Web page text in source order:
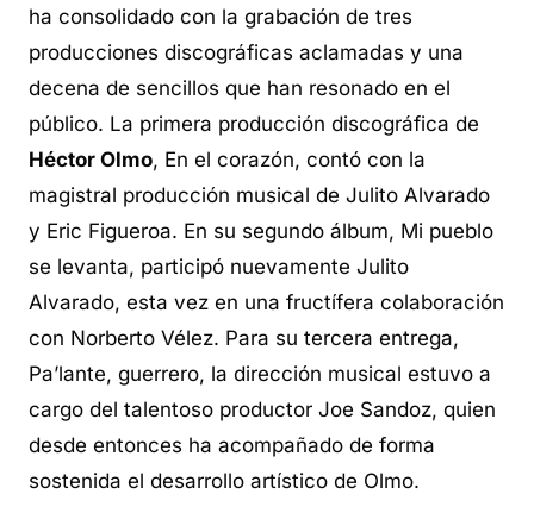
ha consolidado con la grabación de tres
producciones discográficas aclamadas y una
decena de sencillos que han resonado en el
público. La primera producción discográfica de
Héctor Olmo, En el corazón, contó con la
magistral producción musical de Julito Alvarado
y Eric Figueroa. En su segundo álbum, Mi pueblo
se levanta, participó nuevamente Julito
Alvarado, esta vez en una fructífera colaboración
con Norberto Vélez. Para su tercera entrega,
Pa’lante, guerrero, la dirección musical estuvo a
cargo del talentoso productor Joe Sandoz, quien
desde entonces ha acompañado de forma
sostenida el desarrollo artístico de Olmo.